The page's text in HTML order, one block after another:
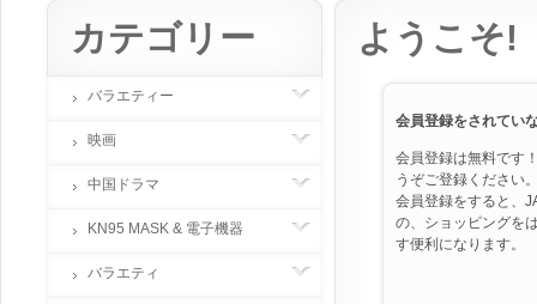
ようこそ!
会員登録をされてい
会員登録は無料です
うぞご登録ください
会員登録をすると、
の、ショッピングを
す便利になります。
カテゴリー
バラエティー
映画
中国ドラマ
KN95 MASK & 電子機器
バラエティ